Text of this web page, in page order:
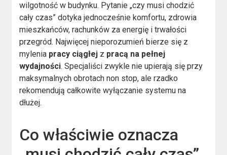
wilgotność w budynku. Pytanie „czy musi chodzić
cały czas” dotyka jednocześnie komfortu, zdrowia
mieszkańców, rachunków za energię i trwałości
przegród. Najwięcej nieporozumień bierze się z
mylenia pracy ciągłej z pracą na pełnej
wydajności. Specjaliści zwykle nie upierają się przy
maksymalnych obrotach non stop, ale rzadko
rekomendują całkowite wyłączanie systemu na
dłużej.
Co właściwie oznacza